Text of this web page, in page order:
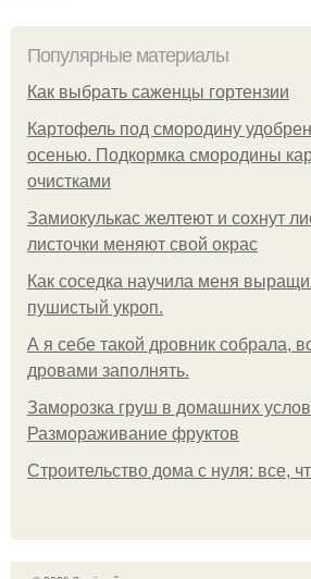
Популярные материалы
Как выбрать саженцы гортензии
Картофель под смородину
осенью. Подкормка смородины
очистками
Замиокулькас желтеют и сохнут
листочки меняют свой окрас
Как соседка научила меня
пушистый укроп.
А я себе такой дровник собрала,
дровами заполнять.
Заморозка груш в домашних
Размораживание фруктов
Строительство дома с нуля: все,